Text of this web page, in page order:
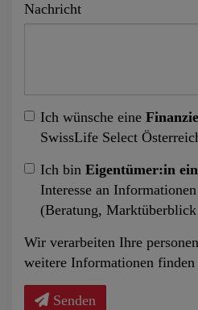
Nachricht
Ich wünsche eine
SwissLife Select
Ich bin Eigentümer:in
Interesse an
(Beratung,
Wir verarbeiten Ihre
weitere Informationen finden
Senden